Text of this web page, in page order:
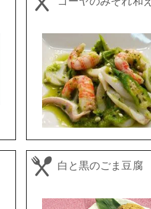
白と黒のごま豆腐